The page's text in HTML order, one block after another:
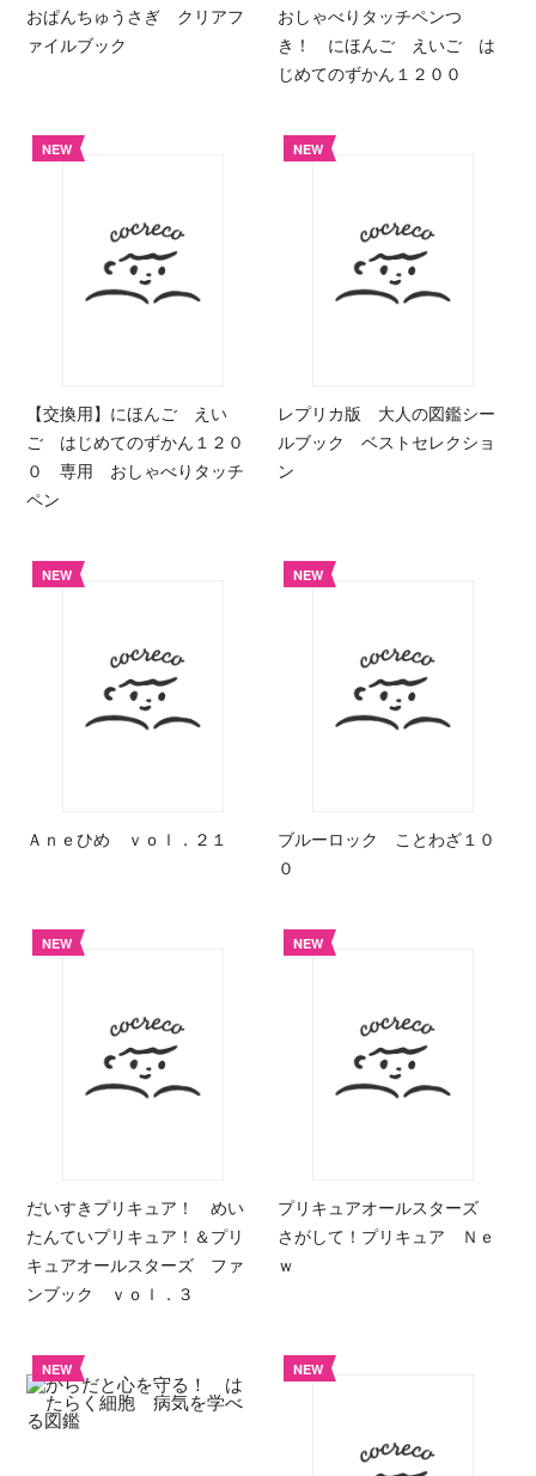
おぱんちゅうさぎ クリアフ
ァイルブック
おしゃべりタッチペンつ
き！ にほんご えいご は
じめてのずかん１２００
NEW
【交換用】にほんご えい
ご はじめてのずかん１２０
０ 専用 おしゃべりタッチ
ペン
NEW
レプリカ版 大人の図鑑シー
ルブック ベストセレクショ
ン
NEW
Ａｎｅひめ ｖｏｌ．２１
NEW
ブルーロック ことわざ１０
０
NEW
だいすきプリキュア！ めい
たんていプリキュア！＆プリ
キュアオールスターズ ファ
ンブック ｖｏｌ．３
NEW
プリキュアオールスターズ
さがして！プリキュア Ｎｅ
ｗ
NEW NEW